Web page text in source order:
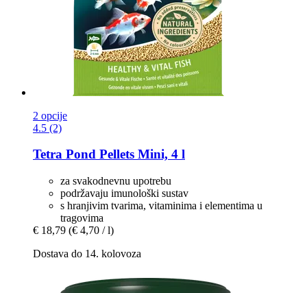
2 opcije
4.5 (2)
Tetra Pond Pellets Mini, 4 l
za svakodnevnu upotrebu
podržavaju imunološki sustav
s hranjivim tvarima, vitaminima i elementima u
tragovima
€ 18,79 (€ 4,70 / l)
Dostava do 14. kolovoza